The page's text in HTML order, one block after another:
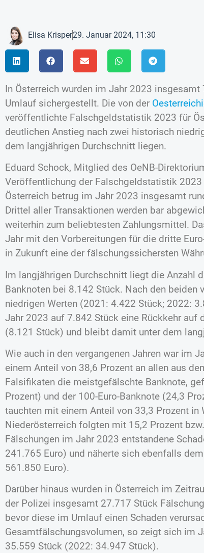
Elisa Krisper29. Januar 2024, 11:30
In Österreich wurden im Jahr 2023
Umlauf sichergestellt. Die von der
veröffentlichte Falschgeldstatistik 2023 für
deutlichen Anstieg nach zwei historisch
dem langjährigen Durchschnitt liegen.
Eduard Schock, Mitglied des OeNB-
Veröffentlichung der Falschgeldstatistik 2023
Österreich betrug im Jahr 2023 insgesamt
Drittel aller Transaktionen werden bar
weiterhin zum beliebtesten Zahlungsmittel.
Jahr mit den Vorbereitungen für die dritte
in Zukunft eine der fälschungssichersten
Im langjährigen Durchschnitt liegt die Anzahl
Banknoten bei 8.142 Stück. Nach den beiden
niedrigen Werten (2021: 4.422 Stück; 2022:
Jahr 2023 auf 7.842 Stück eine Rückkehr auf
(8.121 Stück) und bleibt damit unter dem
Wie auch in den vergangenen Jahren war im
einem Anteil von 38,6 Prozent an allen aus
Falsifikaten die meistgefälschte Banknote,
Prozent) und der 100-Euro-Banknote (24,3
tauchten mit einem Anteil von 33,3 Prozent in
Niederösterreich folgten mit 15,2 Prozent
Fälschungen im Jahr 2023 entstandene
241.765 Euro) und näherte sich ebenfalls
561.850 Euro).
Darüber hinaus wurden in Österreich im
der Polizei insgesamt 27.717 Stück
bevor diese im Umlauf einen Schaden
Gesamtfälschungsvolumen, so zeigt sich im
35.559 Stück (2022: 34.947 Stück).